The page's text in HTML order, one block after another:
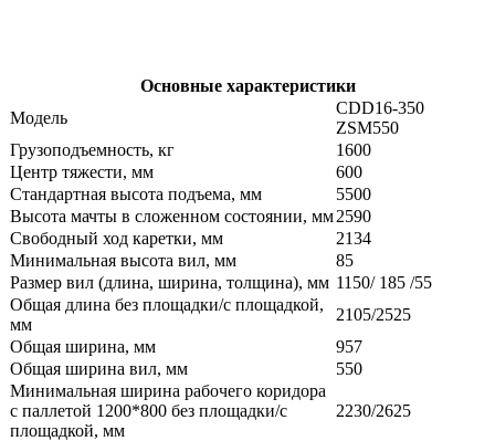
Основные характеристики
Модель
CDD16-350
ZSM550
Грузоподъемность, кг
1600
Центр тяжести, мм
600
Стандартная высота подъема, мм
5500
Высота мачты в сложенном состоянии, мм2590
Свободный ход каретки, мм
2134
Минимальная высота вил, мм
85
Размер вил (длина, ширина, толщина), мм 1150/ 185 /55
Общая длина без площадки/с площадкой,
мм
2105/2525
Общая ширина, мм
957
Общая ширина вил, мм
550
Минимальная ширина рабочего коридора
с паллетой 1200*800 без площадки/с
площадкой, мм
2230/2625